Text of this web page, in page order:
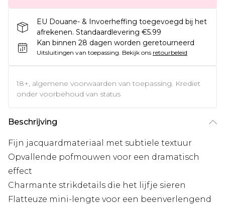
EU Douane- & Invoerheffing toegevoegd bij het
afrekenen. Standaardlevering €5.99
Kan binnen 28 dagen worden geretourneerd
Uitsluitingen van toepassing. Bekijk ons retourbeleid
18+, algemene voorwaarden van toepassing. Krediet
onder voorbehoud van status
Beschrijving
Fijn jacquardmateriaal met subtiele textuur
Opvallende pofmouwen voor een dramatisch
effect
Charmante strikdetails die het lijfje sieren
Flatteuze mini-lengte voor een beenverlengend